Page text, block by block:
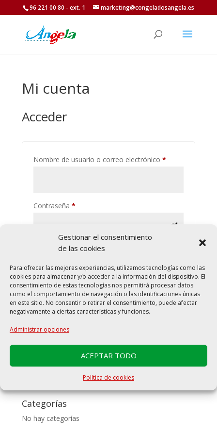
Gestionar el consentimiento
de las cookies
Para ofrecer las mejores experiencias, utilizamos tecnologías como las
cookies para almacenar y/o acceder a la información del dispositivo. El
consentimiento de estas tecnologías nos permitirá procesar datos
como el comportamiento de navegación o las identificaciones únicas
en este sitio. No consentir o retirar el consentimiento, puede afectar
negativamente a ciertas características y funciones.
Administrar opciones
ACEPTAR TODO
Política de cookies
96 221 00 80 - ext. 1 marketing@congeladosangela.es
Mi cuenta
Acceder
Nombre de usuario o correo electrónico *Obligatorio
Contraseña *Obligatorio
¿Olvidaste la contraseña?
Comentarios recientes
Categorías
No hay categorías